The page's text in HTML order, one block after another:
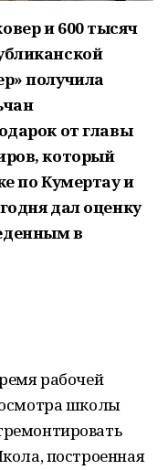
и 600 тысяч
получила
от главы
который
по Кумертау и
дал оценку
в
рабочей
осмотра школы
построенная